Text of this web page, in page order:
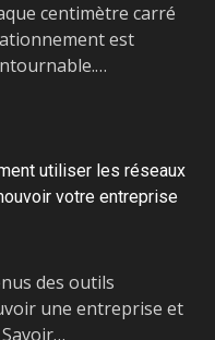
centimètre carré
est
utiliser les réseaux
votre entreprise
des outils
une entreprise et